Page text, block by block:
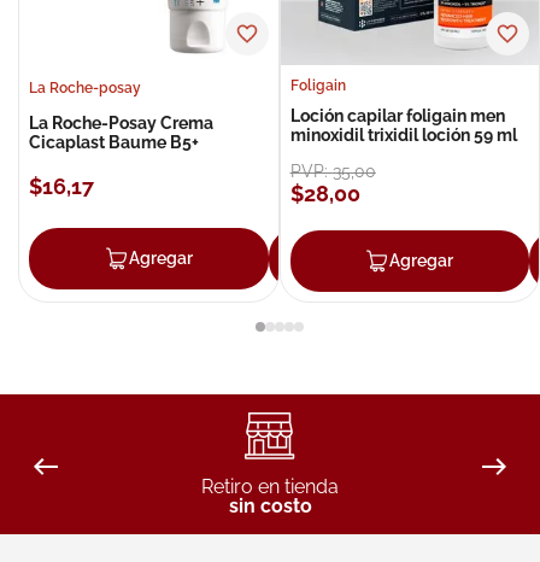
La Roche-posay
La Roche-Posay Crema
Cicaplast Baume B5+
$16,17
Agregar Agregar
Foligain
Loción capilar foligain men
minoxidil trixidil loción 59 ml
PVP:35,00
$28,00
Agregar
Retiro en tienda
sin costo